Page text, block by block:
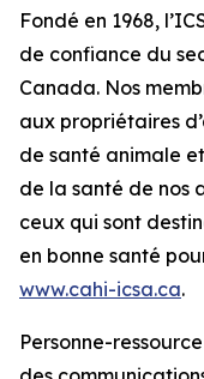
Fondé en 1968,
de confiance du
Canada. Nos
aux propriétaires
de santé animale
de la santé de nos
ceux qui sont
en bonne santé
www.cahi-icsa.ca.
Personne-